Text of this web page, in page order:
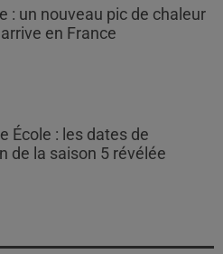
: un nouveau pic de chaleur
arrive en France
École : les dates de
de la saison 5 révélée